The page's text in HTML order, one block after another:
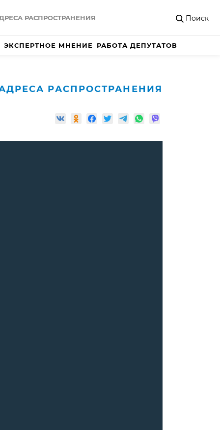
РАСПРОСТРАНЕНИЯ Поиск
ЭКСПЕРТНОЕ МНЕНИЕ РАБОТА ДЕПУТАТОВ
РАСПРОСТРАНЕНИЯ